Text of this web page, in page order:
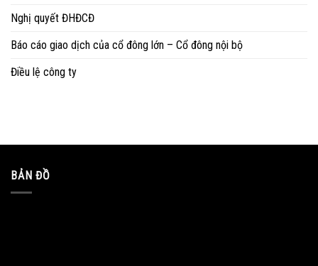
Nghị quyết ĐHĐCĐ
Báo cáo giao dịch của cổ đông lớn – Cổ đông nội bộ
Điều lệ công ty
BẢN ĐỒ